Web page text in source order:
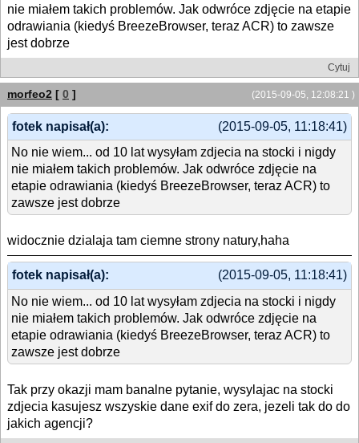
nie miałem takich problemów. Jak odwróce zdjęcie na etapie
odrawiania (kiedyś BreezeBrowser, teraz ACR) to zawsze
jest dobrze
Cytuj
(2015-09-05, 12:08:21 )
morfeo2 [ 0 ]
(2015-09-05, 11:18:41)
fotek napisał(a):
No nie wiem... od 10 lat wysyłam zdjecia na stocki i nigdy
nie miałem takich problemów. Jak odwróce zdjęcie na
etapie odrawiania (kiedyś BreezeBrowser, teraz ACR) to
zawsze jest dobrze
widocznie dzialaja tam ciemne strony natury,haha
(2015-09-05, 11:18:41)
fotek napisał(a):
No nie wiem... od 10 lat wysyłam zdjecia na stocki i nigdy
nie miałem takich problemów. Jak odwróce zdjęcie na
etapie odrawiania (kiedyś BreezeBrowser, teraz ACR) to
zawsze jest dobrze
Tak przy okazji mam banalne pytanie, wysylajac na stocki
zdjecia kasujesz wszyskie dane exif do zera, jezeli tak do do
jakich agencji?